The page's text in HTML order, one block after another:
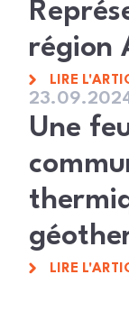
région
LIRE
Une
LIRE